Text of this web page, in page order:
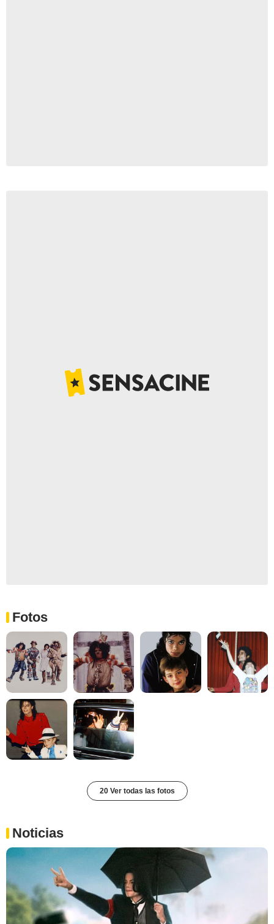
Fotos
20 Ver todas las fotos
Noticias